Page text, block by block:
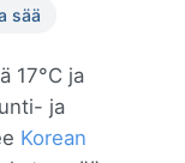
sää
17°C ja
ja
Korean